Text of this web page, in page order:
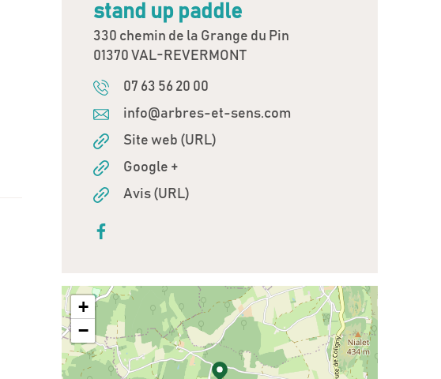
stand up paddle
330 chemin de la Grange du Pin
01370 VAL-REVERMONT
07 63 56 20 00
info@arbres-et-sens.com
Site web (URL)
Google +
Avis (URL)
+
−